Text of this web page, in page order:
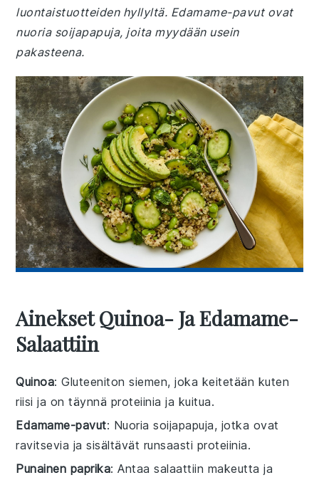
luontaistuotteiden hyllyltä. Edamame-pavut ovat
nuoria soijapapuja, joita myydään usein
pakasteena.
Ainekset Quinoa- Ja Edamame-
Salaattiin
Quinoa: Gluteeniton siemen, joka keitetään kuten
riisi ja on täynnä proteiinia ja kuitua.
Edamame-pavut: Nuoria soijapapuja, jotka ovat
ravitsevia ja sisältävät runsaasti proteiinia.
Punainen paprika: Antaa salaattiin makeutta ja